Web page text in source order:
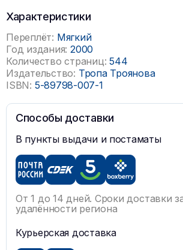
Характеристики
Переплёт: Мягкий
Год издания: 2000
Количество страниц: 544
Издательство: Тропа Троянова
ISBN: 5-89798-007-1
Способы доставки
В пункты выдачи и постаматы
От 1 до 14 дней. Сроки доставки
удалённости региона
Курьерская доставка